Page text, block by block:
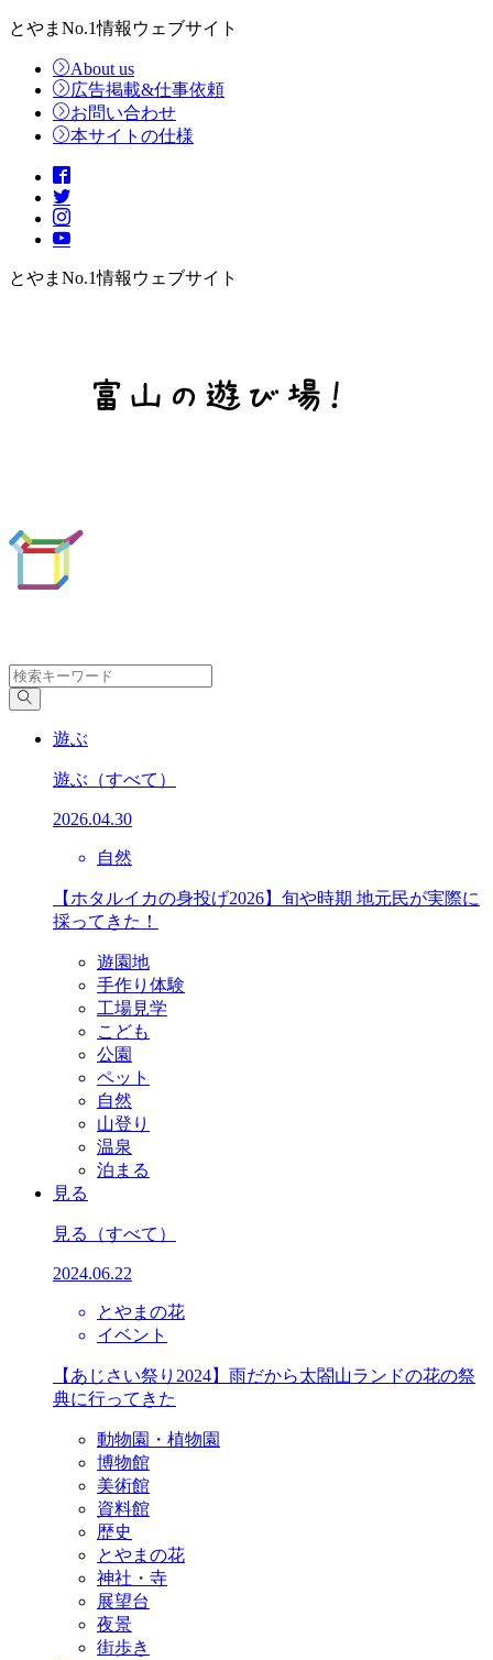
とやまNo.1情報ウェブサイト
About us
広告掲載&仕事依頼
お問い合わせ
本サイトの仕様
とやまNo.1情報ウェブサイト
遊ぶ
遊ぶ （すべて）
2026.04.30
自然
【ホタルイカの身投げ2026】旬や時期 地元民が実際に
採ってきた！
遊園地
手作り体験
工場見学
こども
公園
ペット
自然
山登り
温泉
泊まる
見る
見る （すべて）
2024.06.22
とやまの花
イベント
【あじさい祭り2024】雨だから太閤山ランドの花の祭
典に行ってきた
動物園・植物園
博物館
美術館
資料館
歴史
とやまの花
神社・寺
展望台
夜景
街歩き